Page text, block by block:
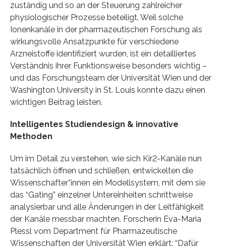
zuständig und so an der Steuerung zahlreicher
physiologischer Prozesse beteiligt. Weil solche
Ionenkanäle in der pharmazeutischen Forschung als
wirkungsvolle Ansatzpunkte für verschiedene
Arzneistoffe identifiziert wurden, ist ein detailliertes
Verständnis ihrer Funktionsweise besonders wichtig –
und das Forschungsteam der Universität Wien und der
Washington University in St. Louis konnte dazu einen
wichtigen Beitrag leisten.
Intelligentes Studiendesign & innovative
Methoden
Um im Detail zu verstehen, wie sich Kir2-Kanäle nun
tatsächlich öffnen und schließen, entwickelten die
Wissenschafter*innen ein Modellsystem, mit dem sie
das “Gating” einzelner Untereinheiten schrittweise
analysierbar und alle Änderungen in der Leitfähigkeit
der Kanäle messbar machten. Forscherin Eva-Maria
Plessl vom Department für Pharmazeutische
Wissenschaften der Universität Wien erklärt: “Dafür